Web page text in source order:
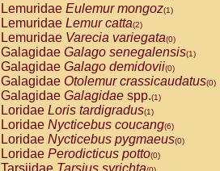
Lemuridae Eulemur mongoz(1)
Lemuridae Lemur catta(2)
Lemuridae Varecia variegata(0)
Galagidae Galago senegalensis(1)
Galagidae Galago demidovii(0)
Galagidae Otolemur crassicaudatus(0)
Galagidae Galagidae spp.(1)
Loridae Loris tardigradus(1)
Loridae Nycticebus coucang(6)
Loridae Nycticebus pygmaeus(0)
Loridae Perodicticus potto(0)
Tarsiidae Tarsius syrichta